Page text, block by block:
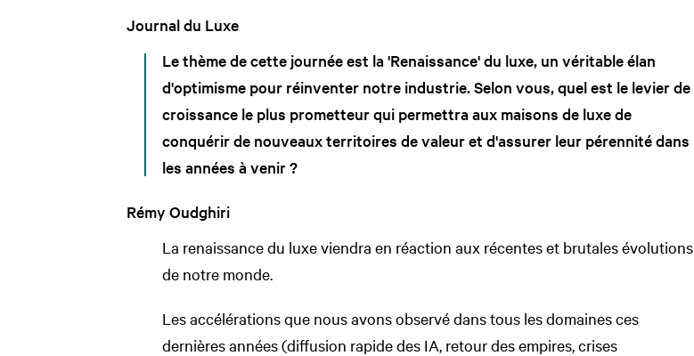
Journal du Luxe
Le thème de cette journée est la 'Renaissance' du luxe, un véritable élan
d'optimisme pour réinventer notre industrie. Selon vous, quel est le levier de
croissance le plus prometteur qui permettra aux maisons de luxe de
conquérir de nouveaux territoires de valeur et d'assurer leur pérennité dans
les années à venir ?
Rémy Oudghiri
La renaissance du luxe viendra en réaction aux récentes et brutales évolutions
de notre monde.
Les accélérations que nous avons observé dans tous les domaines ces
dernières années (diffusion rapide des IA, retour des empires, crises